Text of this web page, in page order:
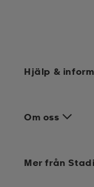
Hjälp &
Om oss
Mer från